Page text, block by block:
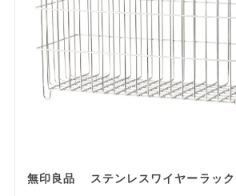
無印良品 ステンレスワイヤーラック